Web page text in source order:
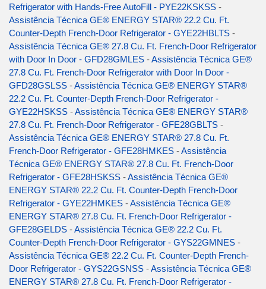
Refrigerator with Hands-Free AutoFill - PYE22KSKSS -
Assistência Técnica GE® ENERGY STAR® 22.2 Cu. Ft.
Counter-Depth French-Door Refrigerator - GYE22HBLTS -
Assistência Técnica GE® 27.8 Cu. Ft. French-Door Refrigerator
with Door In Door - GFD28GMLES -Assistência Técnica GE®
27.8 Cu. Ft. French-Door Refrigerator with Door In Door -
GFD28GSLSS -Assistência Técnica GE® ENERGY STAR®
22.2 Cu. Ft. Counter-Depth French-Door Refrigerator -
GYE22HSKSS -Assistência Técnica GE® ENERGY STAR®
27.8 Cu. Ft. French-Door Refrigerator - GFE28GBLTS -
Assistência Técnica GE® ENERGY STAR® 27.8 Cu. Ft.
French-Door Refrigerator - GFE28HMKES -Assistência
Técnica GE® ENERGY STAR® 27.8 Cu. Ft. French-Door
Refrigerator - GFE28HSKSS -Assistência Técnica GE®
ENERGY STAR® 22.2 Cu. Ft. Counter-Depth French-Door
Refrigerator - GYE22HMKES -Assistência Técnica GE®
ENERGY STAR® 27.8 Cu. Ft. French-Door Refrigerator -
GFE28GELDS -Assistência Técnica GE® 22.2 Cu. Ft.
Counter-Depth French-Door Refrigerator - GYS22GMNES -
Assistência Técnica GE® 22.2 Cu. Ft. Counter-Depth French-
Door Refrigerator - GYS22GSNSS -Assistência Técnica GE®
ENERGY STAR® 27.8 Cu. Ft. French-Door Refrigerator -